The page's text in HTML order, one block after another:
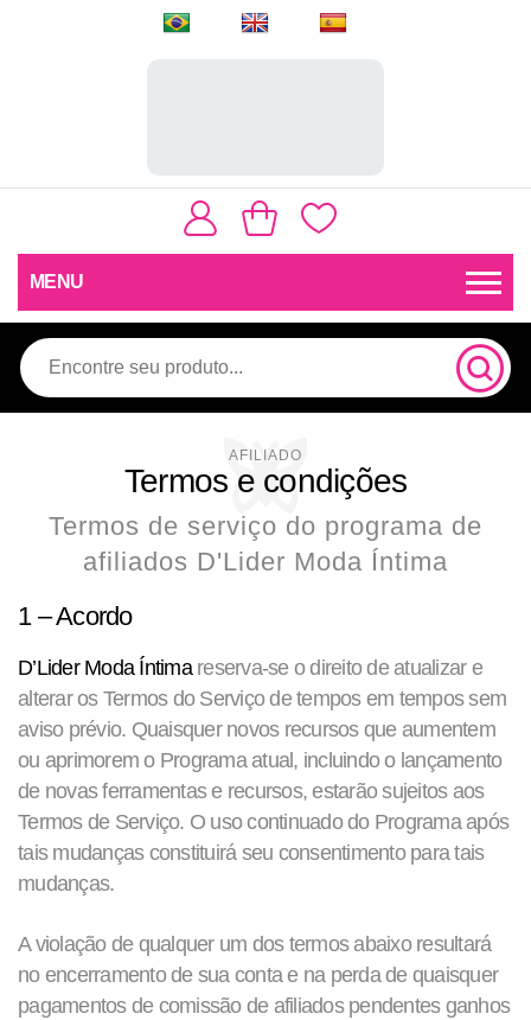
MENU
Termos e condições
Termos de serviço do programa de
afiliados D'Lider Moda Íntima
1– Acordo
D’Lider Moda Íntimareserva-se o direito de atualizar e
alterar os Termos do Serviço de tempos em tempos sem
aviso prévio. Quaisquer novos recursos que aumentem
ou aprimorem o Programa atual, incluindo o lançamento
de novas ferramentas e recursos, estarão sujeitos aos
Termos de Serviço. O uso continuado do Programa após
tais mudanças constituirá seu consentimento para tais
mudanças.
A violação de qualquer um dos termos abaixo resultará
no encerramento de sua conta e na perda de quaisquer
pagamentos de comissão de afiliados pendentes ganhos